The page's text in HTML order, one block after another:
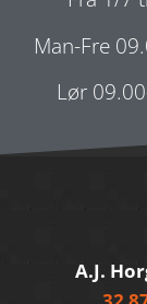
Man-Fre
Lør
A.J.